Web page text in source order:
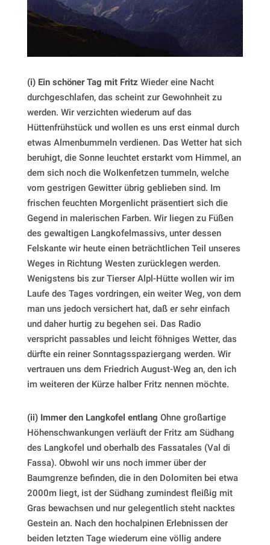
(i) Ein schöner Tag mit Fritz Wieder eine Nacht
durchgeschlafen, das scheint zur Gewohnheit zu
werden. Wir verzichten wiederum auf das
Hüttenfrühstück und wollen es uns erst einmal durch
etwas Almenbummeln verdienen. Das Wetter hat sich
beruhigt, die Sonne leuchtet erstarkt vom Himmel, an
dem sich noch die Wolkenfetzen tummeln, welche
vom gestrigen Gewitter übrig geblieben sind. Im
frischen feuchten Morgenlicht präsentiert sich die
Gegend in malerischen Farben. Wir liegen zu Füßen
des gewaltigen Langkofelmassivs, unter dessen
Felskante wir heute einen beträchtlichen Teil unseres
Weges in Richtung Westen zurücklegen werden.
Wenigstens bis zur Tierser Alpl-Hütte wollen wir im
Laufe des Tages vordringen, ein weiter Weg, von dem
man uns jedoch versichert hat, daß er sehr einfach
und daher hurtig zu begehen sei. Das Radio
verspricht passables und leicht föhniges Wetter, das
dürfte ein reiner Sonntagsspaziergang werden. Wir
vertrauen uns dem Friedrich August-Weg an, den ich
im weiteren der Kürze halber Fritz nennen möchte.
(ii) Immer den Langkofel entlang Ohne großartige
Höhenschwankungen verläuft der Fritz am Südhang
des Langkofel und oberhalb des Fassatales (Val di
Fassa). Obwohl wir uns noch immer über der
Baumgrenze befinden, die in den Dolomiten bei etwa
2000m liegt, ist der Südhang zumindest fleißig mit
Gras bewachsen und nur gelegentlich steht nacktes
Gestein an. Nach den hochalpinen Erlebnissen der
beiden letzten Tage wiederum eine völlig andere